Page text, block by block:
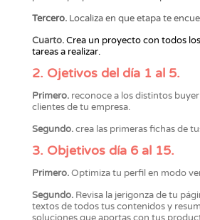
Tercero.Localiza en que etapa te
Cuarto.Crea un proyecto con todos
tareas a realizar.
2. Ojetivos del día 1 al 5.
Primero.reconoce a los distintos
clientes de tu empresa.
Segundo.crea las primeras fichas de
3. Objetivos día 6 al 15.
Primero.Optimiza tu perfil en modo
Segundo.Revisa la jerigonza de tu
textos de todos tus contenidos y